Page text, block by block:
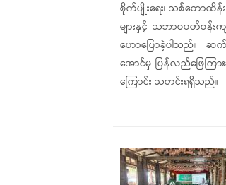
စိုက်ပျိုးရေး၊ သစ်တောထိန်း
များနှင့် သဘာဝပတ်ဝန်း
ဟောပြောခဲ့ပါသည်။ ဆ
အောင်မှ ပြန်လည်ဖြေကြာ
ကြောင်း သတင်းရရှိသည်။